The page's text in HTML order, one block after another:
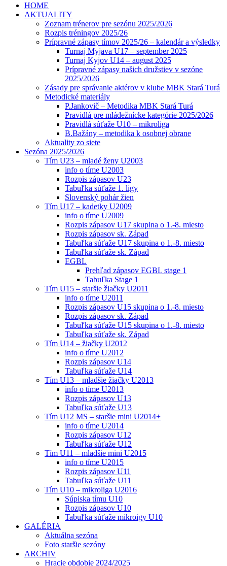
HOME
AKTUALITY
Zoznam trénerov pre sezónu 2025/2026
Rozpis tréningov 2025/26
Prípravné zápasy tímov 2025/26 – kalendár a výsledky
Turnaj Myjava U17 – september 2025
Turnaj Kyjov U14 – august 2025
Prípravné zápasy našich družstiev v sezóne
2025/2026
Zásady pre správanie aktérov v klube MBK Stará Turá
Metodické materiály
P.Jankovič – Metodika MBK Stará Turá
Pravidlá pre mládežnícke kategórie 2025/2026
Pravidlá súťaže U10 – mikroliga
B.Bažány – metodika k osobnej obrane
Aktuality zo siete
Sezóna 2025/2026
Tím U23 – mladé ženy U2003
info o tíme U2003
Rozpis zápasov U23
Tabuľka súťaže 1. ligy
Slovenský pohár žien
Tím U17 – kadetky U2009
info o tíme U2009
Rozpis zápasov U17 skupina o 1.-8. miesto
Rozpis zápasov sk. Západ
Tabuľka súťaže U17 skupina o 1.-8. miesto
Tabuľka súťaže sk. Západ
EGBL
Prehľad zápasov EGBL stage 1
Tabuľka Stage 1
Tím U15 – staršie žiačky U2011
info o tíme U2011
Rozpis zápasov U15 skupina o 1.-8. miesto
Rozpis zápasov sk. Západ
Tabuľka súťaže U15 skupina o 1.-8. miesto
Tabuľka súťaže sk. Západ
Tím U14 – žiačky U2012
info o tíme U2012
Rozpis zápasov U14
Tabuľka súťaže U14
Tím U13 – mladšie žiačky U2013
info o tíme U2013
Rozpis zápasov U13
Tabuľka súťaže U13
Tím U12 MS – staršie mini U2014+
info o tíme U2014
Rozpis zápasov U12
Tabuľka súťaže U12
Tím U11 – mladšie mini U2015
info o tíme U2015
Rozpis zápasov U11
Tabuľka súťaže U11
Tím U10 – mikroliga U2016
Súpiska tímu U10
Rozpis zápasov U10
Tabuľka súťaže mikroigy U10
GALÉRIA
Aktuálna sezóna
Foto staršie sezóny
ARCHIV
Hracie obdobie 2024/2025